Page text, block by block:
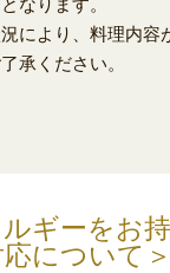
なります。
により、料理内容
承ください。
ルギーをお
について＞